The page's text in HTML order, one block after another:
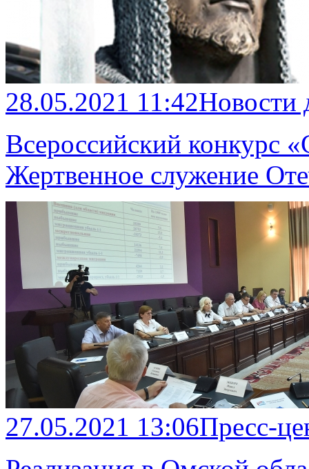
28.05.2021 11:42
Всероссийский конкурс
Жертвенное служение
27.05.2021 13:06Пресс-